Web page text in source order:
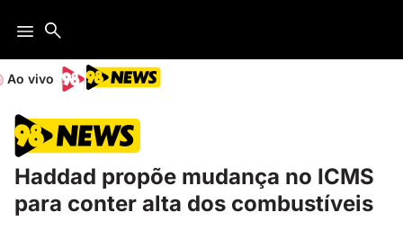
Ao vivo
Haddad propõe mudança no ICMS
para conter alta dos combustíveis